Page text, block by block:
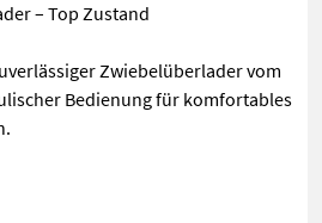
– Top Zustand
Zwiebelüberlader vom
Bedienung für komfortables